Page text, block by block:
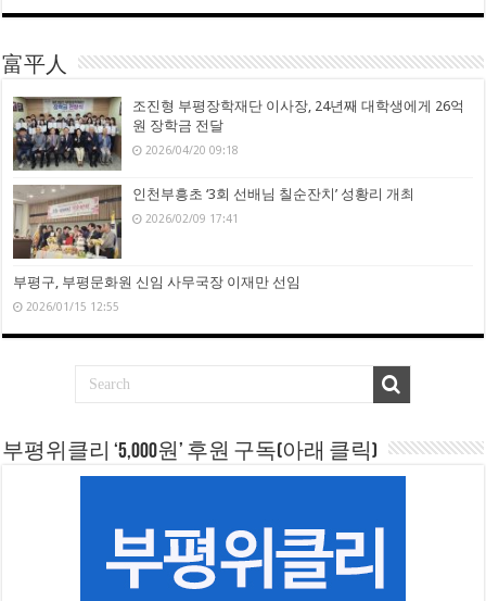
富平人
조진형 부평장학재단 이사장, 24년째 대학생에게 26억
원 장학금 전달
2026/04/20 09:18
인천부흥초 ‘3회 선배님 칠순잔치’ 성황리 개최
2026/02/09 17:41
부평구, 부평문화원 신임 사무국장 이재만 선임
2026/01/15 12:55
부평위클리 ‘5,000원’ 후원 구독(아래 클릭)